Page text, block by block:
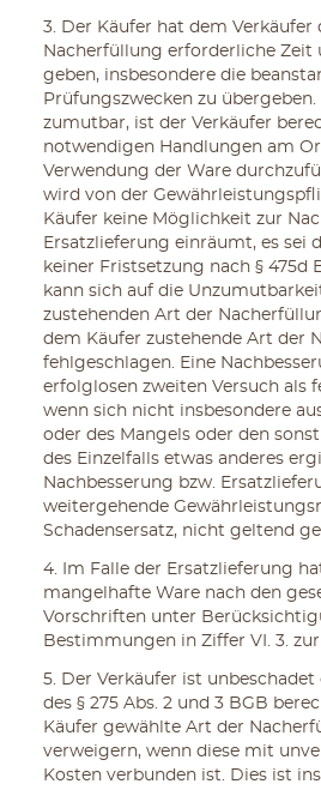
3. Der Käufer hat dem Verkäufer
Nacherfüllung erforderliche Zeit
geben, insbesondere die
Prüfungszwecken zu
zumutbar, ist der Verkäufer
notwendigen Handlungen am
Verwendung der Ware
wird von der
Käufer keine Möglichkeit zur
Ersatzlieferung einräumt, es sei
keiner Fristsetzung nach § 475d
kann sich auf die
zustehenden Art der
dem Käufer zustehende Art der
fehlgeschlagen. Eine
erfolglosen zweiten Versuch als
wenn sich nicht insbesondere
oder des Mangels oder den
des Einzelfalls etwas anderes
Nachbesserung bzw.
weitergehende
Schadensersatz, nicht geltend
4. Im Falle der Ersatzlieferung
mangelhafte Ware nach den
Vorschriften unter
Bestimmungen in Ziffer VI. 3.
5. Der Verkäufer ist
des § 275 Abs. 2 und 3 BGB
Käufer gewählte Art der
verweigern, wenn diese mit
Kosten verbunden ist. Dies ist